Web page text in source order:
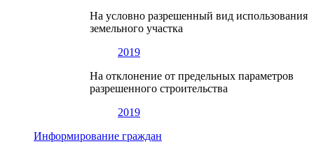
На условно разрешенный вид использования
земельного участка
2019
На отклонение от предельных параметров
разрешенного строительства
2019
Информирование граждан